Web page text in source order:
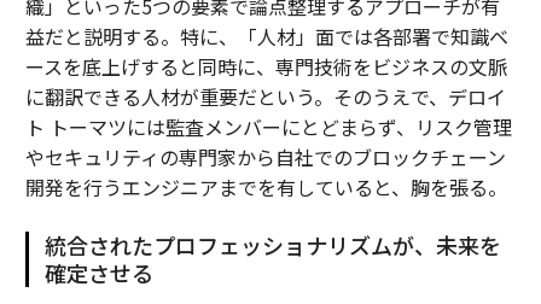
益だと説明する。特に、「人材」面では各部署で知識ベ
ースを底上げすると同時に、専門技術をビジネスの文脈
に翻訳できる人材が重要だという。そのうえで、デロイ
ト トーマツには監査メンバーにとどまらず、リスク管理
やセキュリティの専門家から自社でのブロックチェーン
開発を行うエンジニアまでを有していると、胸を張る。
統合されたプロフェッショナリズムが、未来を
確定させる